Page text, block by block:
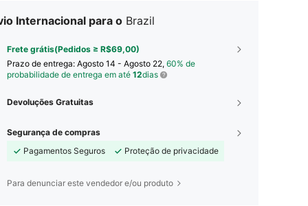
Internacional para o Brazil
Frete grátis(Pedidos ≥ R$69,00)
Prazo de entrega: Agosto 14 - Agosto 22, 60% de
probabilidade de entrega em até 12dias
Devoluções Gratuitas
Segurança de compras
Pagamentos Seguros
Proteção de privacidade
Para denunciar este vendedor e/ou produto